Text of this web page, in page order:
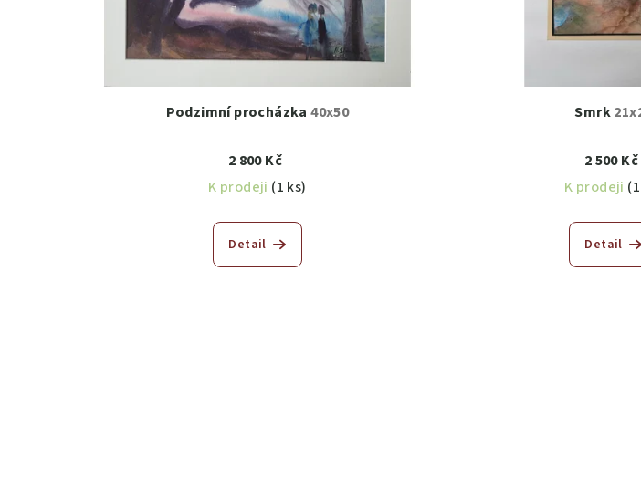
Podzimní procházka40x50
2 800 Kč
K prodeji (1 ks)
Detail
Smrk
2 500 Kč
K prodeji
Detail